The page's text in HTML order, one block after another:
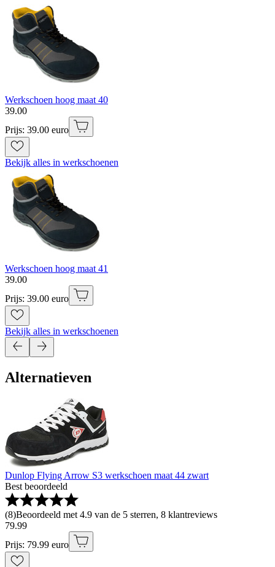
Werkschoen hoog maat 40
39.00
Prijs: 39.00 euro
Bekijk alles in werkschoenen
Werkschoen hoog maat 41
39.00
Prijs: 39.00 euro
Bekijk alles in werkschoenen
Alternatieven
Dunlop Flying Arrow S3 werkschoen maat 44 zwart
Best beoordeeld
(8)Beoordeeld met 4.9 van de 5 sterren, 8 klantreviews
79.99
Prijs: 79.99 euro